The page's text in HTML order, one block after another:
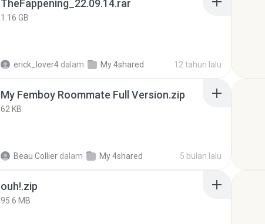
TheFappening_22.09.14.rar
1.16 GB
erick_lover4 dalam My 4shared 12 tahun lalu
My Femboy Roommate Full Version.zip
62 KB
Beau Collier dalam My 4shared 5 bulan lalu
ouh!.zip
95.6 MB